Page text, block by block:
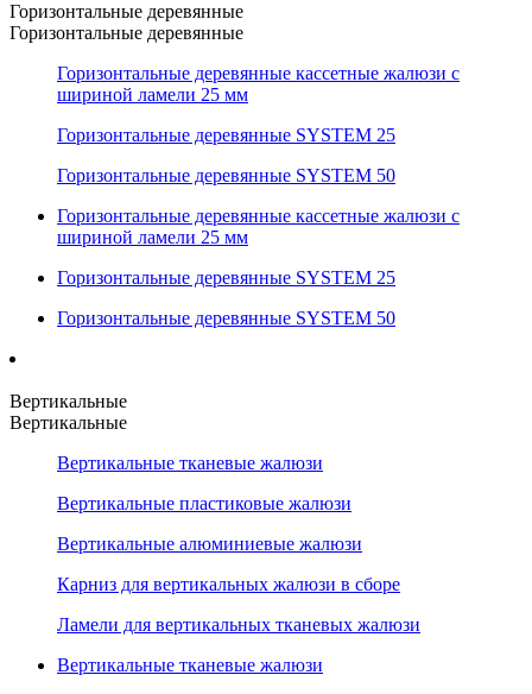
Горизонтальные деревянные
Горизонтальные деревянные
Горизонтальные деревянные кассетные жалюзи с
шириной ламели 25 мм
Горизонтальные деревянные SYSTEM 25
Горизонтальные деревянные SYSTEM 50
Горизонтальные деревянные кассетные жалюзи с
шириной ламели 25 мм
Горизонтальные деревянные SYSTEM 25
Горизонтальные деревянные SYSTEM 50
Вертикальные
Вертикальные
Вертикальные тканевые жалюзи
Вертикальные пластиковые жалюзи
Вертикальные алюминиевые жалюзи
Карниз для вертикальных жалюзи в сборе
Ламели для вертикальных тканевых жалюзи
Вертикальные тканевые жалюзи